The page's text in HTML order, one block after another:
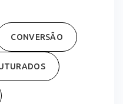
CONVERSÃO